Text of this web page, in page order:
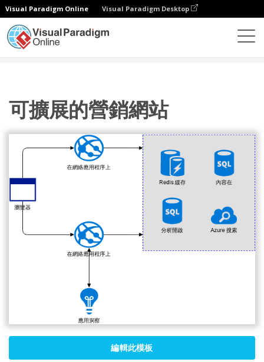
Visual Paradigm Online Visual Paradigm Desktop
可擴展的營銷網站
編輯此模板